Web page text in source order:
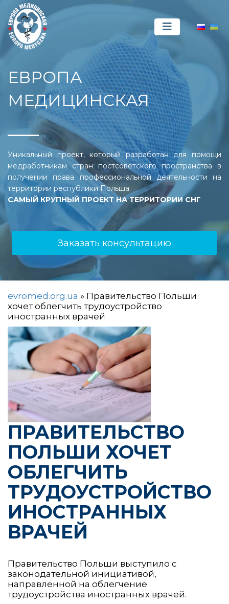
ЕВРОПА
МЕДИЦИНСКАЯ
Уникальный проект, который разработан для помощи
медработникам стран постсоветского пространства в
получении права профессиональной деятельности на
территории республики Польша
САМЫЙ КРУПНЫЙ ПРОЕКТ НА ТЕРРИТОРИИ СНГ
Заказать консультацию
evromed.org.ua » Правительство Польши
хочет облегчить трудоустройство
иностранных врачей
ПРАВИТЕЛЬСТВО
ПОЛЬШИ ХОЧЕТ
ОБЛЕГЧИТЬ
ТРУДОУСТРОЙСТВО
ИНОСТРАННЫХ
ВРАЧЕЙ
Правительство Польши выступило с
законодательной инициативой,
направленной на облегчение
трудоустройства иностранных врачей.